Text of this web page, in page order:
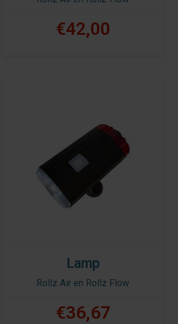
€42,00
Lamp
Rollz Air en Rollz Flow
€36,67